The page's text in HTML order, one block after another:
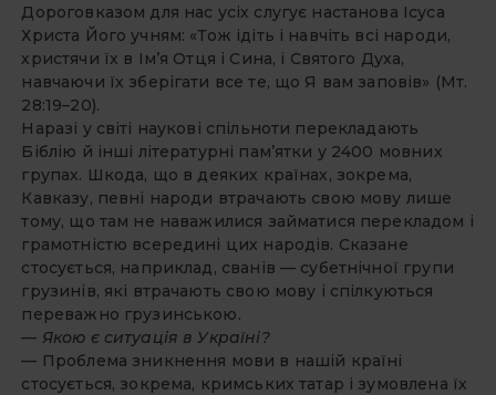
Дороговказом для нас усіх слугує настанова Ісуса
Христа Його учням: «Тож ідіть і навчіть всі народи,
христячи їх в Ім’я Отця і Сина, і Святого Духа,
навчаючи їх зберігати все те, що Я вам заповів» (Мт.
28:19–20).
Наразі у світі наукові спільноти перекладають
Біблію й інші літературні пам’ятки у 2400 мовних
групах. Шкода, що в деяких країнах, зокрема,
Кавказу, певні народи втрачають свою мову лише
тому, що там не наважилися займатися перекладом і
грамотністю всередині цих народів. Сказане
стосується, наприклад, сванів — субетнічної групи
грузинів, які втрачають свою мову і спілкуються
переважно грузинською.
— Якою є ситуація в Україні?
— Проблема зникнення мови в нашій країні
стосується, зокрема, кримських татар і зумовлена їх